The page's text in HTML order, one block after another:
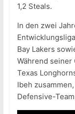
1,2 Steals.
In den zwei
Bay Lakers
Während
Texas
Ibeh
Defensive-